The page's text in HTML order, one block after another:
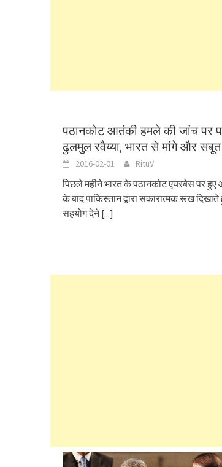
पठानकोट आतंकी हमले की जांच पर
ढुलमुल रवैय्या, भारत से मांगे और सबूत
2016-02-01 RituV
पिछले महीने भारत के पठानकोट एयरबेस पर
के बाद पाकिस्तान द्वारा सकारात्मक रूख दिखाते
सहयोग देने[...]